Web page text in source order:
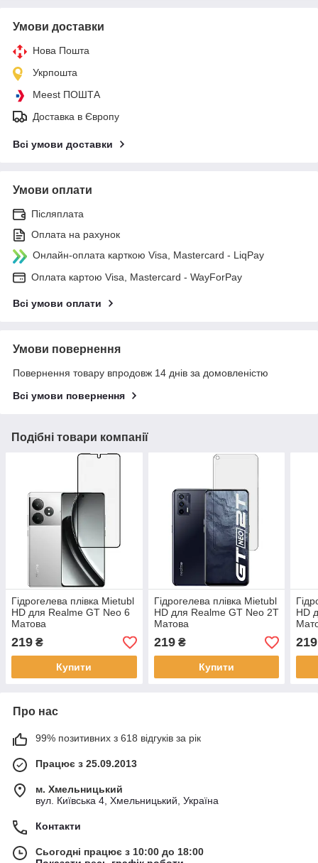
Умови доставки
Нова Пошта
Укрпошта
Meest ПОШТА
Доставка в Європу
Всі умови доставки
Умови оплати
Післяплата
Оплата на рахунок
Онлайн-оплата карткою Visa, Mastercard - LiqPay
Оплата картою Visa, Mastercard - WayForPay
Всі умови оплати
Умови повернення
Повернення товару впродовж 14 днів за домовленістю
Всі умови повернення
Подібні товари компанії
Гідрогелева плівка Mietubl
HD для Realme GT Neo 6
Матова
219 ₴
Купити
Гідрогелева плівка Mietubl
HD для Realme GT Neo 2T
Матова
219₴
Купити
HD
219
Про нас
99% позитивних з 618 відгуків за рік
Працює з 25.09.2013
м. Хмельницький
вул. Київська 4, Хмельницький, Україна
Контакти
Сьогодні працює з 10:00 до 18:00